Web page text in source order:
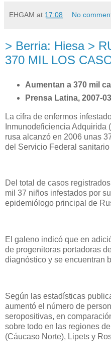
EHGAM at 17:08 No
> Berria: Hiesa >
370 MIL LOS
Aumentan a 370 mil
Prensa Latina, 2007-
La cifra de enfermos
Inmunodeficiencia Adquirida
rusa alcanzó en 2006 unas
del Servicio Federal
Del total de casos
mil 37 niños infestados por
epidemiólogo principal de
El galeno indicó que en
de progenitoras portadoras
diagnóstico y se encuentran
Según las estadísticas
aumentó el número de
seropositivas, en
sobre todo en las regiones
(Cáucaso Norte), Lipets y